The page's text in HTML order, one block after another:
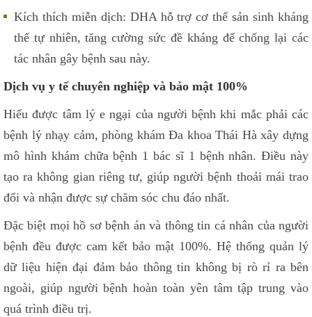
Kích thích miễn dịch: DHA hỗ trợ cơ thể sản sinh kháng
thể tự nhiên, tăng cường sức đề kháng để chống lại các
tác nhân gây bệnh sau này.
Dịch vụ y tế chuyên nghiệp và bảo mật 100%
Hiểu được tâm lý e ngại của người bệnh khi mắc phải các
bệnh lý nhạy cảm, phòng khám Đa khoa Thái Hà xây dựng
mô hình khám chữa bệnh 1 bác sĩ 1 bệnh nhân. Điều này
tạo ra không gian riêng tư, giúp người bệnh thoải mái trao
đổi và nhận được sự chăm sóc chu đáo nhất.
Đặc biệt mọi hồ sơ bệnh án và thông tin cá nhân của người
bệnh đều được cam kết bảo mật 100%. Hệ thống quản lý
dữ liệu hiện đại đảm bảo thông tin không bị rò rỉ ra bên
ngoài, giúp người bệnh hoàn toàn yên tâm tập trung vào
quá trình điều trị.